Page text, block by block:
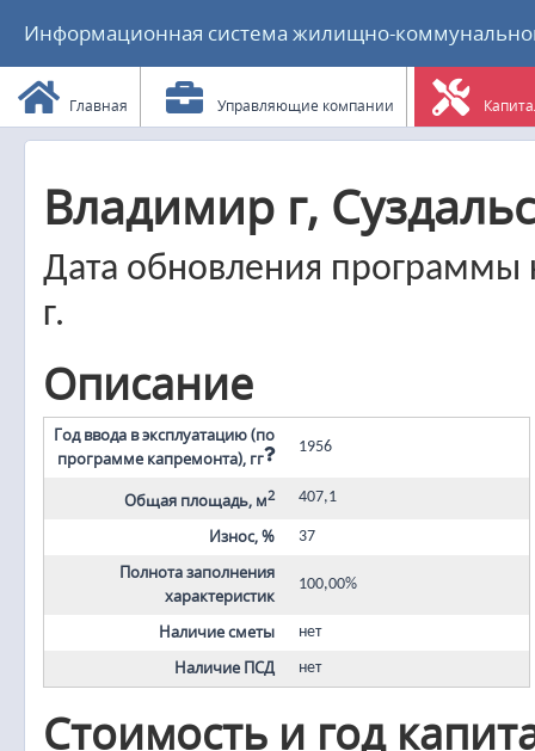
Информационная система жилищно-
Главная Управляющие компании
Владимир г,
Дата обновления программы
г.
Описание
Год ввода в эксплуатацию (по
программе капремонта), гг
1956
Общая площадь, м2 407,1
Износ, % 37
Полнота заполнения
характеристик
100,00%
Наличие сметы нет
Наличие ПСД нет
Стоимость и год